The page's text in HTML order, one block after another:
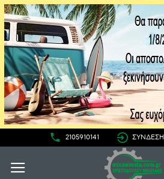
2105910141 ΣΥΝΔΕΣΗ